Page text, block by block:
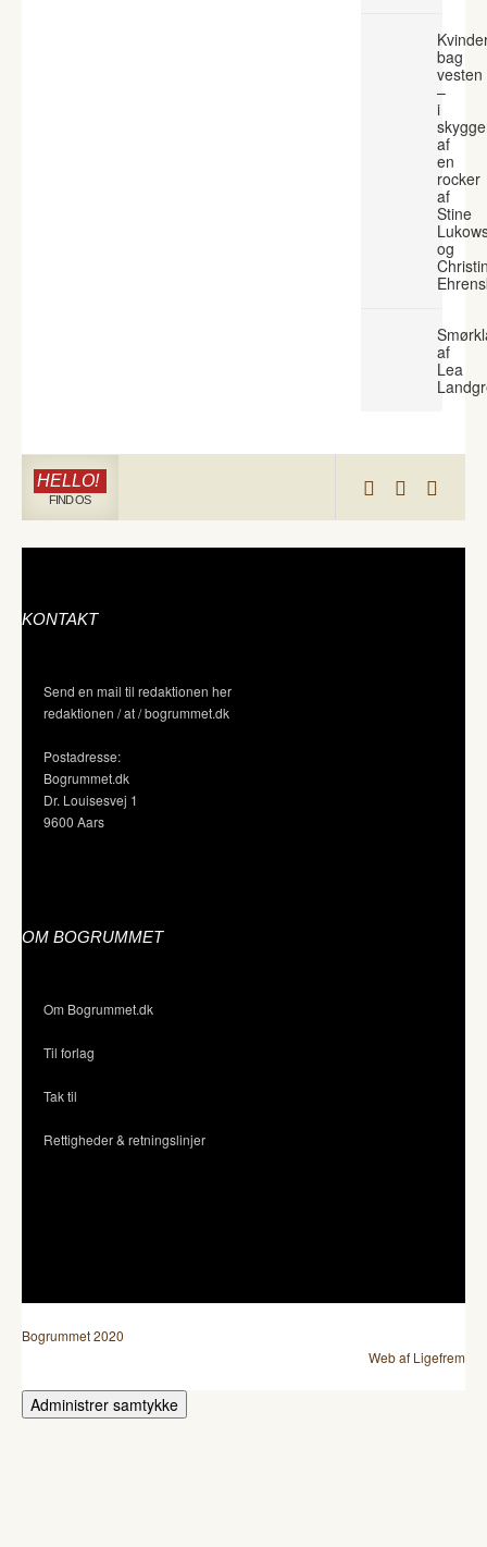
bag
vesten
–
i
af
en
rocker
af
Stine
og
af
Lea
HELLO!
FIND OS
KONTAKT
Send en mail til redaktionen her
redaktionen / at / bogrummet.dk
Postadresse:
Bogrummet.dk
Dr. Louisesvej 1
9600 Aars
OM BOGRUMMET
Om Bogrummet.dk
Til forlag
Tak til
Rettigheder & retningslinjer
Bogrummet 2020
Web af Ligefrem
Administrer samtykke